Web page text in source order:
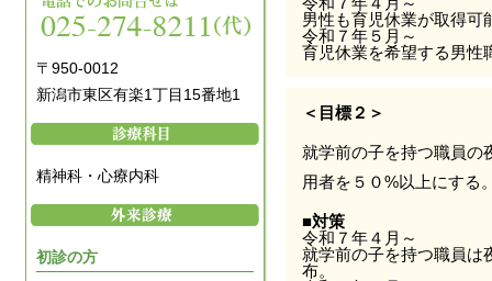
男性も育児休業が取得可
令和７年５月～
育児休業を希望する男性
＜目標２＞
就学前の子を持つ職員の
用者を５０%以上にする
■対策
令和７年４月～
就学前の子を持つ職員は
布。
〒950-0012
新潟市東区有楽1丁目15番地1
精神科・心療内科
初診の方